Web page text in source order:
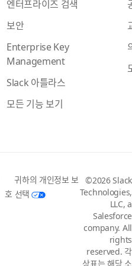
엔터프라이즈 검색
보안
Enterprise Key
Management
Slack 아틀라스
모든 기능 보기
귀하의 개인정보 보
호 선택
©2026 Slack
Technologies,
LLC, a
Salesforce
company. All
rights
reserved. 각
상표는 해당 소